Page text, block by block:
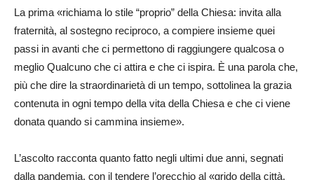
La prima «richiama lo stile “proprio” della Chiesa: invita alla
fraternità, al sostegno reciproco, a compiere insieme quei
passi in avanti che ci permettono di raggiungere qualcosa o
meglio Qualcuno che ci attira e che ci ispira. È una parola che,
più che dire la straordinarietà di un tempo, sottolinea la grazia
contenuta in ogni tempo della vita della Chiesa e che ci viene
donata quando si cammina insieme».
L’ascolto racconta quanto fatto negli ultimi due anni, segnati
dalla pandemia, con il tendere l’orecchio al «grido della città,